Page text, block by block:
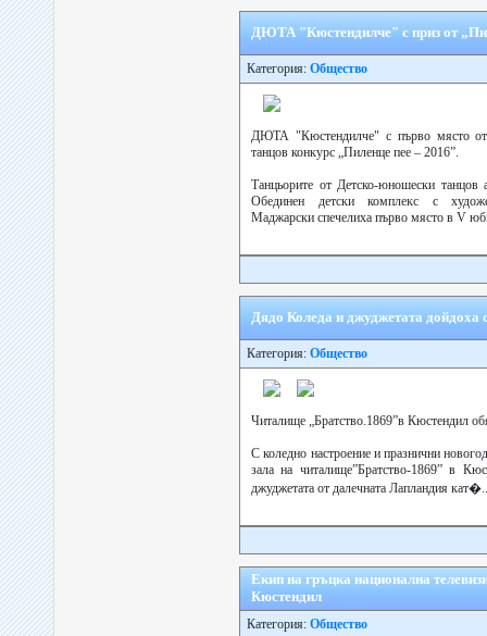
ДЮТА "Кюстендилче" с приз от
Категория: Общество
ДЮТА "Кюстендилче" с първо място
танцов конкурс „Пиленце пее – 2016”.
Танцьорите от Детско-юношески танцов
Обединен детски комплекс с
Маджарски спечелиха първо място в V
Дядо Коледа и джуджетата
Категория: Общество
Читалище „Братство.1869”в Кюстендил
С коледно настроение и празнични
зала на читалище”Братство-1869” в
джуджетата от далечната Лапландия
Екип на гръцка национална
Кюстендил
Категория: Общество